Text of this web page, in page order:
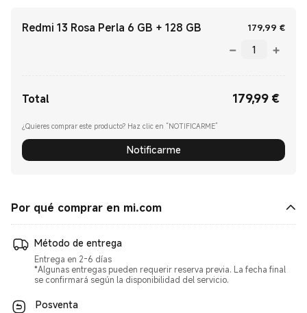
Redmi 13 Rosa Perla 6 GB + 128 GB 179,99 €
Total 179,99 €
¿Quieres comprar este producto? Haz clic en “NOTIFICARME”
Notificarme
Por qué comprar en mi.com
Método de entrega
Entrega en 2-6 días
*Algunas entregas pueden requerir reserva previa. La fecha final
se confirmará según la disponibilidad del servicio.
Posventa